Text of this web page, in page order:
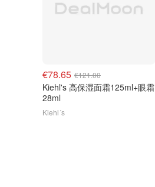
€78.65 €121.00
Kiehl's 高保湿面霜125ml+眼霜
28ml
Kiehl´s